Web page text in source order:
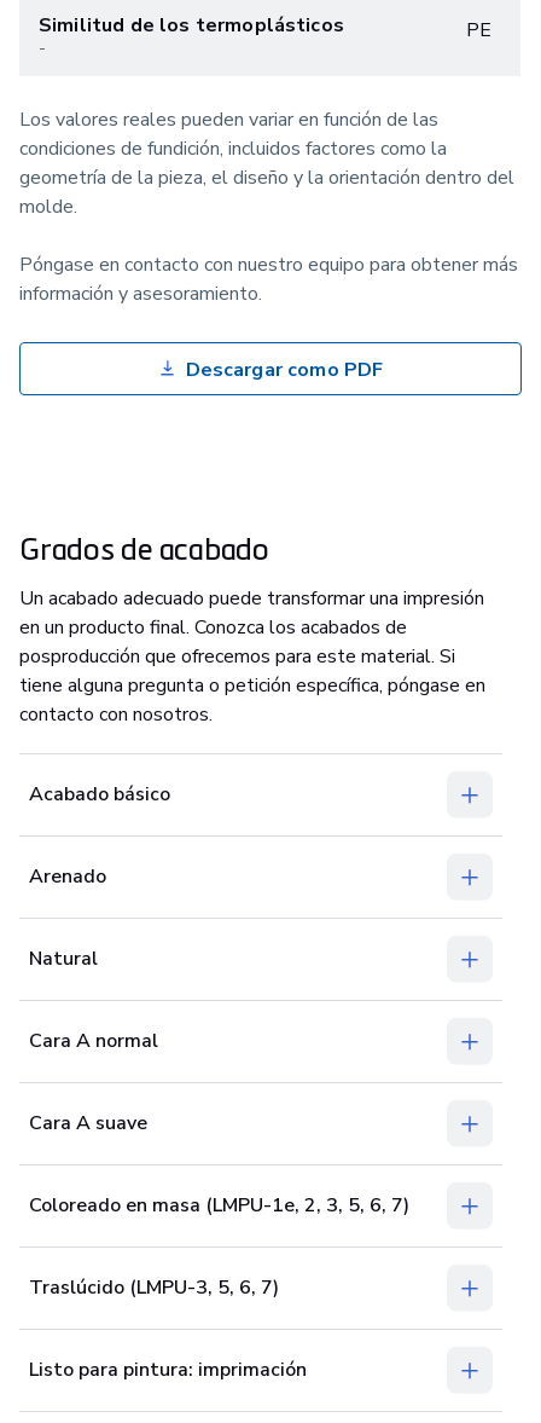
Similitud de los termoplásticos
-
PE
Los valores reales pueden variar en función de las
condiciones de fundición, incluidos factores como la
geometría de la pieza, el diseño y la orientación dentro del
molde.
Póngase en contacto con nuestro equipo para obtener más
información y asesoramiento.
Descargar como PDF
Grados de acabado
Un acabado adecuado puede transformar una impresión
en un producto final. Conozca los acabados de
posproducción que ofrecemos para este material. Si
tiene alguna pregunta o petición específica, póngase en
contacto con nosotros.
Acabado básico
Arenado
Natural
Cara A normal
Cara A suave
Coloreado en masa (LMPU-1e, 2, 3, 5, 6, 7)
Traslúcido (LMPU-3, 5, 6, 7)
Listo para pintura: imprimación